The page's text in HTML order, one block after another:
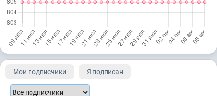
Мои подписчики Я подписан